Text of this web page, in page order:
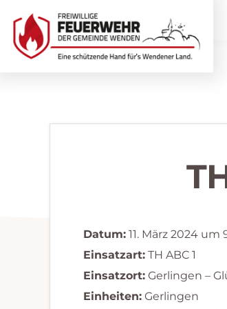
Hauptnavigation
springen
Inhalt
springen
Datum: 11. März 2024 um
Einsatzart: TH ABC 1
Einsatzort: Gerlingen –
Einheiten: Gerlingen